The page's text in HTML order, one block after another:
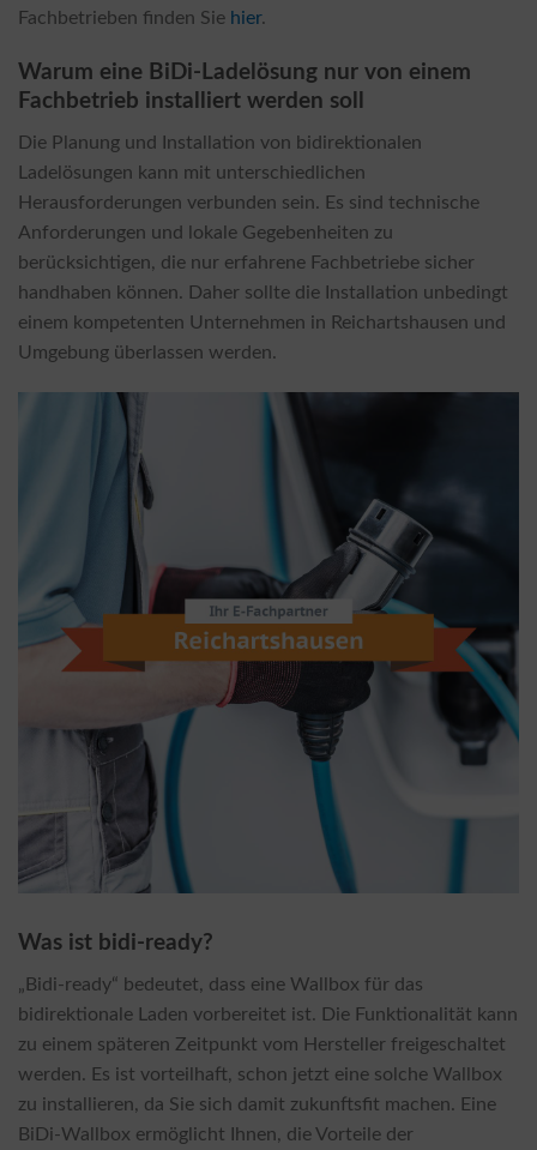
Fachbetrieben finden Sie hier.
Warum eine BiDi-Ladelösung nur von einem
Fachbetrieb installiert werden soll
Die Planung und Installation von bidirektionalen
Ladelösungen kann mit unterschiedlichen
Herausforderungen verbunden sein. Es sind technische
Anforderungen und lokale Gegebenheiten zu
berücksichtigen, die nur erfahrene Fachbetriebe sicher
handhaben können. Daher sollte die Installation unbedingt
einem kompetenten Unternehmen in Reichartshausen und
Umgebung überlassen werden.
Was ist bidi-ready?
„Bidi-ready“ bedeutet, dass eine Wallbox für das
bidirektionale Laden vorbereitet ist. Die Funktionalität kann
zu einem späteren Zeitpunkt vom Hersteller freigeschaltet
werden. Es ist vorteilhaft, schon jetzt eine solche Wallbox
zu installieren, da Sie sich damit zukunftsfit machen. Eine
BiDi-Wallbox ermöglicht Ihnen, die Vorteile der